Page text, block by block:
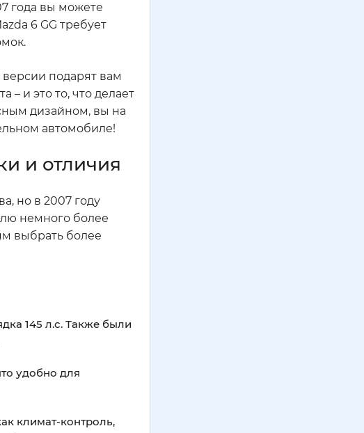
года вы можете
6 GG требует
версии подарят вам
и это то, что делает
дизайном, вы на
автомобиле!
и отличия
но в 2007 году
немного более
выбрать более
145 л.с. Также были
удобно для
климат-контроль,